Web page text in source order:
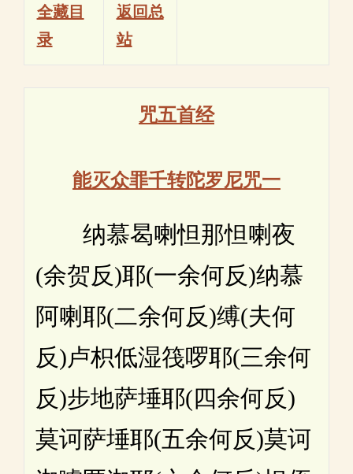
全藏目
录
返回总
站
咒五首经
能灭众罪千转陀罗尼咒一
纳慕曷喇怛那怛喇夜
(余贺反)耶(一余何反)纳慕
阿喇耶(二余何反)缚(夫何
反)卢枳低湿筏啰耶(三余何
反)步地萨埵耶(四余何反)
莫诃萨埵耶(五余何反)莫诃